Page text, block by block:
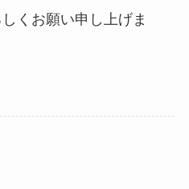
くお願い申し上げま